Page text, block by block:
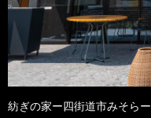
紡ぎの家ー四街道市みそらー